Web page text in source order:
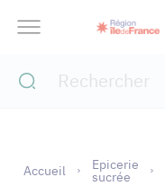
Accueil Epicerie
sucrée